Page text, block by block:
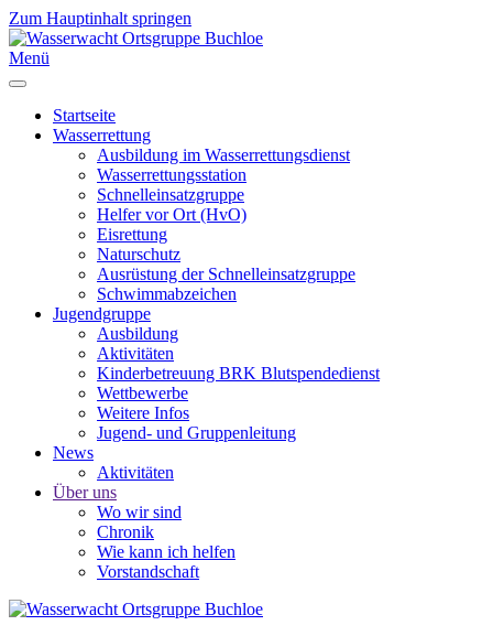
Zum Hauptinhalt springen
Menü
Startseite
Wasserrettung
Ausbildung im Wasserrettungsdienst
Wasserrettungsstation
Schnelleinsatzgruppe
Helfer vor Ort (HvO)
Eisrettung
Naturschutz
Ausrüstung der Schnelleinsatzgruppe
Schwimmabzeichen
Jugendgruppe
Ausbildung
Aktivitäten
Kinderbetreuung BRK Blutspendedienst
Wettbewerbe
Weitere Infos
Jugend- und Gruppenleitung
News
Aktivitäten
Über uns
Wo wir sind
Chronik
Wie kann ich helfen
Vorstandschaft